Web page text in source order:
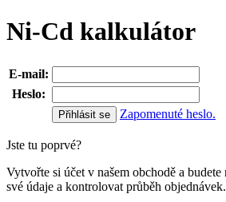
Ni-Cd kalkulátor
E-mail:
Heslo:
Zapomenuté heslo.
Jste tu poprvé?
Vytvořte si účet v našem obchodě a
své údaje a kontrolovat průběh objednávek.